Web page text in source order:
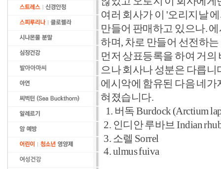
여러 회사가 이 '오리지날
만들어 판매하고 있으나.
하며, 차로 만들어 선전하
먼저 상표등록을 하여 거
으나 회사나 성분은 다릅니
에시악에 함유된 다음 네가
혀졌습니다.
1. 버독 Burdock (Arctium
2. 인디안 루바브 Indian
3. 소렐 Sorrel
4. ulmus fuiva